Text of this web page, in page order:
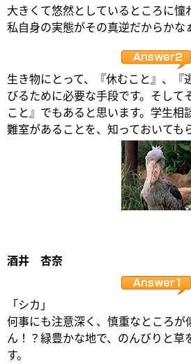
大きくて悠然としているところに憧
私自身の実態がその真逆だからかな
生き物にとって、『休むこと』、『
びるために必要な手段です。そして
こと』でもあると思います。学生相
難室があることを、知っておいても
酒井 杏奈
「シカ」
何事にも注意深く、慎重なところが
ん！？緑豊かな地で、のんびりと草
す。